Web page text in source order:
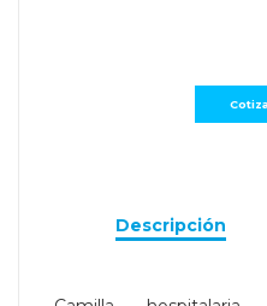
Descripción